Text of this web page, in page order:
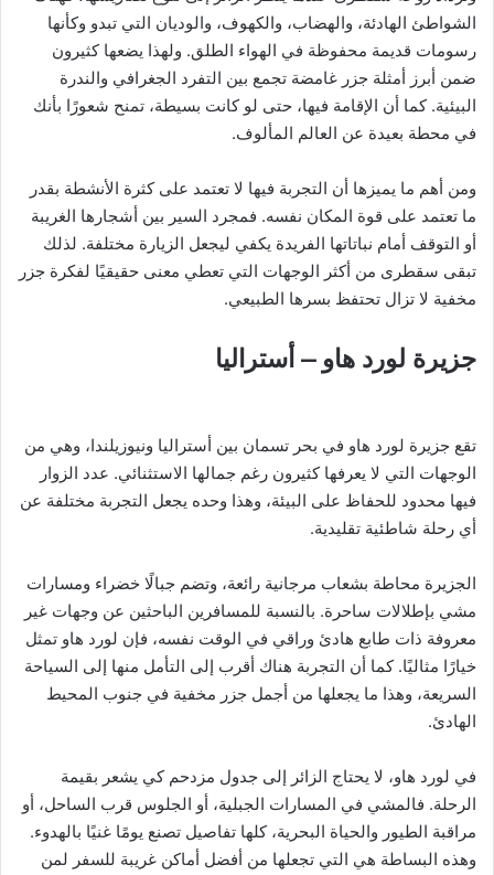
الشواطئ الهادئة، والهضاب، والكهوف، والوديان التي تبدو وكأنها
رسومات قديمة محفوظة في الهواء الطلق. ولهذا يضعها كثيرون
ضمن أبرز أمثلة جزر غامضة تجمع بين التفرد الجغرافي والندرة
البيئية. كما أن الإقامة فيها، حتى لو كانت بسيطة، تمنح شعورًا بأنك
في محطة بعيدة عن العالم المألوف.
ومن أهم ما يميزها أن التجربة فيها لا تعتمد على كثرة الأنشطة بقدر
ما تعتمد على قوة المكان نفسه. فمجرد السير بين أشجارها الغريبة
أو التوقف أمام نباتاتها الفريدة يكفي ليجعل الزيارة مختلفة. لذلك
تبقى سقطرى من أكثر الوجهات التي تعطي معنى حقيقيًا لفكرة جزر
مخفية لا تزال تحتفظ بسرها الطبيعي.
جزيرة لورد هاو – أستراليا
تقع جزيرة لورد هاو في بحر تسمان بين أستراليا ونيوزيلندا، وهي من
الوجهات التي لا يعرفها كثيرون رغم جمالها الاستثنائي. عدد الزوار
فيها محدود للحفاظ على البيئة، وهذا وحده يجعل التجربة مختلفة عن
أي رحلة شاطئية تقليدية.
الجزيرة محاطة بشعاب مرجانية رائعة، وتضم جبالًا خضراء ومسارات
مشي بإطلالات ساحرة. بالنسبة للمسافرين الباحثين عن وجهات غير
معروفة ذات طابع هادئ وراقي في الوقت نفسه، فإن لورد هاو تمثل
خيارًا مثاليًا. كما أن التجربة هناك أقرب إلى التأمل منها إلى السياحة
السريعة، وهذا ما يجعلها من أجمل جزر مخفية في جنوب المحيط
الهادئ.
في لورد هاو، لا يحتاج الزائر إلى جدول مزدحم كي يشعر بقيمة
الرحلة. فالمشي في المسارات الجبلية، أو الجلوس قرب الساحل، أو
مراقبة الطيور والحياة البحرية، كلها تفاصيل تصنع يومًا غنيًا بالهدوء.
وهذه البساطة هي التي تجعلها من أفضل أماكن غريبة للسفر لمن